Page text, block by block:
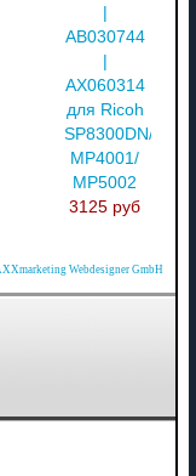
AB030744
AX060314
для Ricoh
SP8300DN/
MP4001/
MP5002
3125 руб
Webdesigner GmbH